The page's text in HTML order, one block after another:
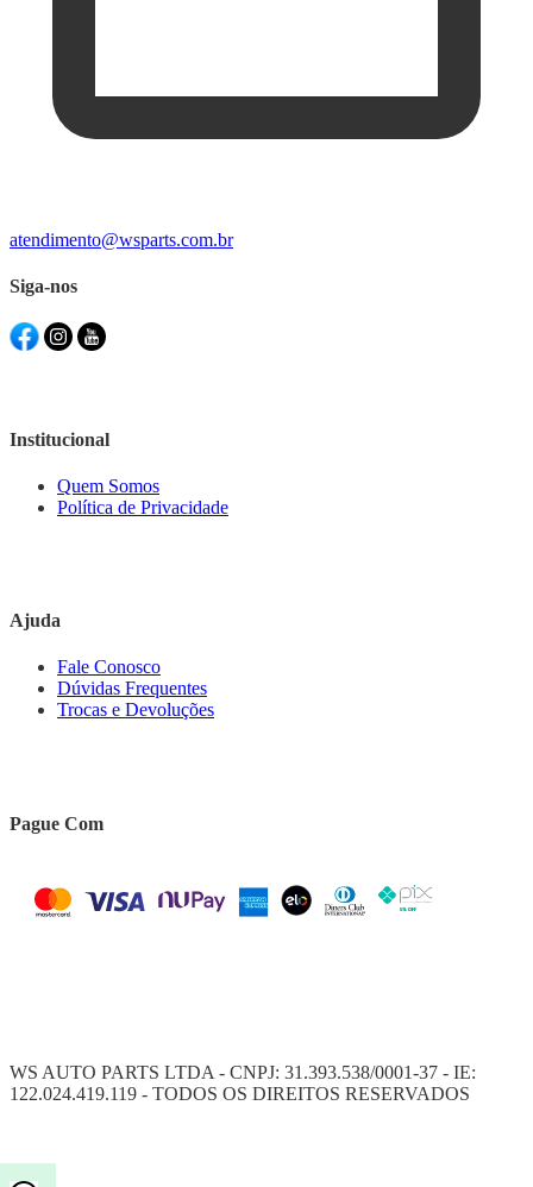
atendimento@wsparts.com.br
Siga-nos
Institucional
Quem Somos
Política de Privacidade
Ajuda
Fale Conosco
Dúvidas Frequentes
Trocas e Devoluções
Pague Com
WS AUTO PARTS LTDA - CNPJ: 31.393.538/0001-37 - IE:
122.024.419.119 - TODOS OS DIREITOS RESERVADOS